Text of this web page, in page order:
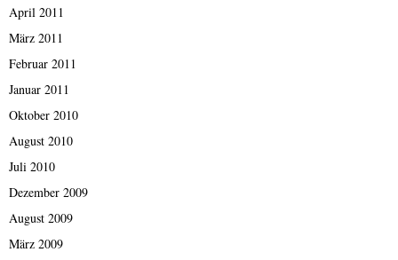
April 2011
März 2011
Februar 2011
Januar 2011
Oktober 2010
August 2010
Juli 2010
Dezember 2009
August 2009
März 2009